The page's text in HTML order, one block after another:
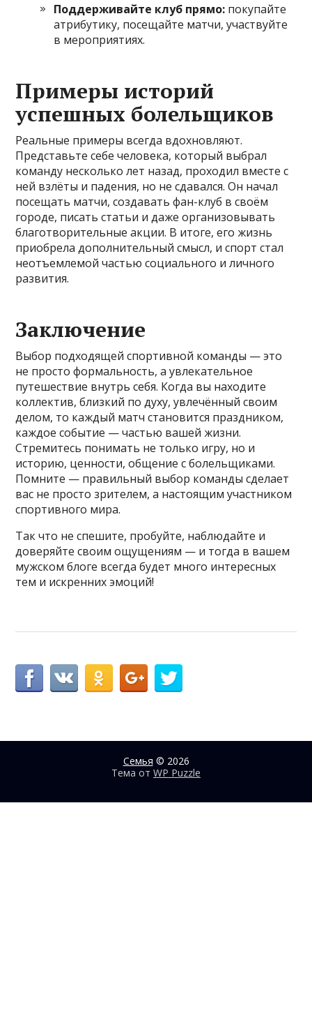
Поддерживайте клуб прямо: покупайте
атрибутику, посещайте матчи, участвуйте
в мероприятиях.
Примеры историй
успешных болельщиков
Реальные примеры всегда вдохновляют.
Представьте себе человека, который выбрал
команду несколько лет назад, проходил вместе с
ней взлёты и падения, но не сдавался. Он начал
посещать матчи, создавать фан-клуб в своём
городе, писать статьи и даже организовывать
благотворительные акции. В итоге, его жизнь
приобрела дополнительный смысл, и спорт стал
неотъемлемой частью социального и личного
развития.
Заключение
Выбор подходящей спортивной команды — это
не просто формальность, а увлекательное
путешествие внутрь себя. Когда вы находите
коллектив, близкий по духу, увлечённый своим
делом, то каждый матч становится праздником,
каждое событие — частью вашей жизни.
Стремитесь понимать не только игру, но и
историю, ценности, общение с болельщиками.
Помните — правильный выбор команды сделает
вас не просто зрителем, а настоящим участником
спортивного мира.
Так что не спешите, пробуйте, наблюдайте и
доверяйте своим ощущениям — и тогда в вашем
мужском блоге всегда будет много интересных
тем и искренних эмоций!
Семья © 2026
Тема от WP Puzzle